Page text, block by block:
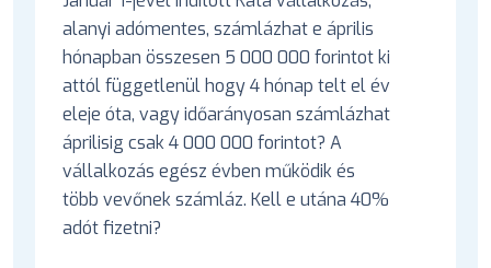
alanyi adómentes, számlázhat e április
hónapban összesen 5 000 000 forintot ki
attól függetlenül hogy 4 hónap telt el év
eleje óta, vagy időarányosan számlázhat
áprilisig csak 4 000 000 forintot? A
vállalkozás egész évben működik és
több vevőnek számláz. Kell e utána 40%
adót fizetni?